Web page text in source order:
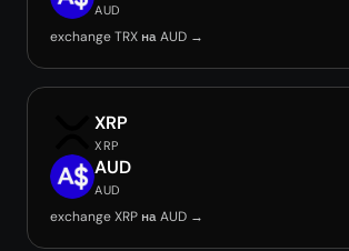
AUD
exchange TRX на AUD →
XRP
XRP
AUD
AUD
exchange XRP на AUD →